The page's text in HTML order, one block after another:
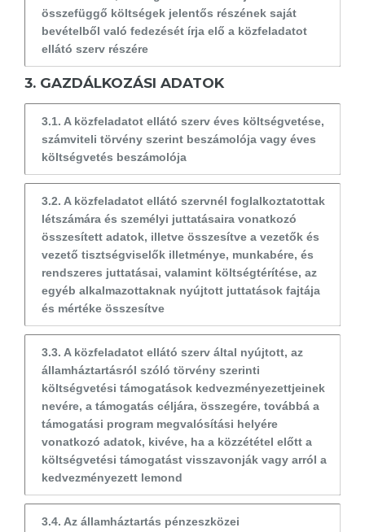
összefüggő költségek jelentős részének saját
bevételből való fedezését írja elő a közfeladatot
ellátó szerv részére
3. GAZDÁLKOZÁSI ADATOK
3.1. A közfeladatot ellátó szerv éves költségvetése,
számviteli törvény szerint beszámolója vagy éves
költségvetés beszámolója
3.2. A közfeladatot ellátó szervnél foglalkoztatottak
létszámára és személyi juttatásaira vonatkozó
összesített adatok, illetve összesítve a vezetők és
vezető tisztségviselők illetménye, munkabére, és
rendszeres juttatásai, valamint költségtérítése, az
egyéb alkalmazottaknak nyújtott juttatások fajtája
és mértéke összesítve
3.3. A közfeladatot ellátó szerv által nyújtott, az
államháztartásról szóló törvény szerinti
költségvetési támogatások kedvezményezettjeinek
nevére, a támogatás céljára, összegére, továbbá a
támogatási program megvalósítási helyére
vonatkozó adatok, kivéve, ha a közzététel előtt a
költségvetési támogatást visszavonják vagy arról a
kedvezményezett lemond
3.4. Az államháztartás pénzeszközei